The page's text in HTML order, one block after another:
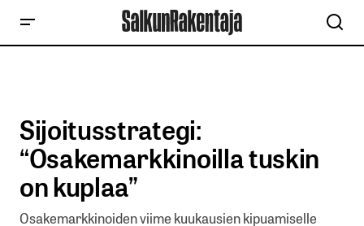
Sijoitusstrategi:
“Osakemarkkinoilla tuskin
on kuplaa”
Osakemarkkinoiden viime kuukausien kipuamiselle